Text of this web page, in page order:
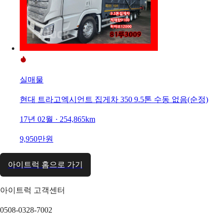
실매물
현대 트라고엑시언트 집게차 350 9.5톤 수동 없음(순정)
17년 02월 · 254,865km
9,950만원
아이트럭 홈으로 가기
아이트럭 고객센터
0508-0328-7002